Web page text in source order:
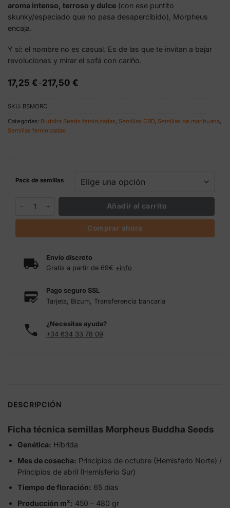
aroma intenso, terroso y dulce (con ese puntito
skunky/especiado que no pasa desapercibido), Morpheus
encaja.
Y sí: el nombre no es casual. Es de las que te invitan a bajar
revoluciones y mirar el sofá con cariño.
17,25 €-217,50 €
Rango
de
desde
17,25 €
hasta
217,50 €
SKU: BSMORC
Categorías: Buddha Seeds feminizadas Semillas CBD, Semillas de marihuana
Semillas feminizadas
Pack de semillas
Añadir al carrito
Comprar ahora
Envío discreto
Gratis a partir de 69€ +info
Pago seguro SSL
Tarjeta, Bizum, Transferencia bancaria
¿Necesitas ayuda?
+34 634 33 78 09
DESCRIPCIÓN
Ficha técnica semillas Morpheus Buddha Seeds
Genética: Híbrida
Mes de cosecha: Principios de octubre (Hemisferio Norte) /
Principios de abril (Hemisferio Sur)
Tiempo de floración: 65 días
Producción m²: 450 – 480 gr